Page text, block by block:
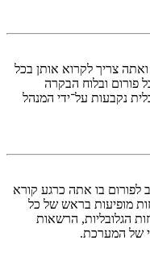
ואתה צריך לקרוא אותן בכל
פורום ובלוח הבקרה
נקבעות על־ידי המנהל
לפורום בו אתה כרגע קורא
מופיעות בראש של כל
הגלובליות, הרשאות
של המערכת.